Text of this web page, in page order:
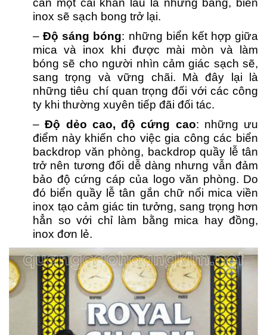
cần một cái khăn lau là những bảng, biển
inox sẽ sạch bong trở lại.
–Độ sáng bóng: những biển kết hợp giữa
mica và inox khi được mài mòn và làm
bóng sẽ cho người nhìn cảm giác sạch sẽ,
sang trọng và vững chãi. Mà đây lại là
những tiêu chí quan trọng đối với các công
ty khi thường xuyên tiếp đãi đối tác.
–Độ dẻo cao, độ cứng cao: những ưu
điểm này khiến cho việc gia công các biển
backdrop văn phòng, backdrop quầy lễ tân
trở nên tương đối dễ dàng nhưng vẫn đảm
bảo độ cứng cáp của logo văn phòng. Do
đó biển quầy lễ tân gắn chữ nổi mica viền
inox tạo cảm giác tin tưởng, sang trọng hơn
hẳn so với chỉ làm bằng mica hay đồng,
inox đơn lẻ.